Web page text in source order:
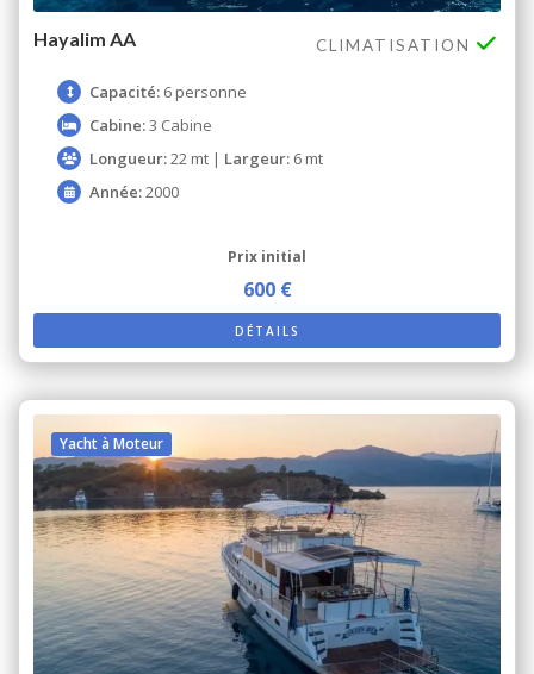
Hayalim AA CLIMATISATION
Capacité: 6 personne
Cabine:3 Cabine
Longueur:22 mt | Largeur: 6 mt
Année:2000
Prix ​​initial
600 €
DÉTAILS
Yacht à Moteur